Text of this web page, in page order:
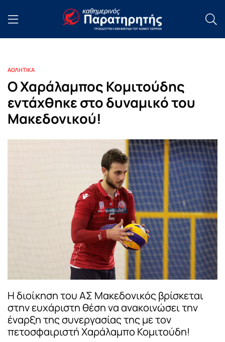
ΑΘΛΗΤΙΚΑ
Ο Χαράλαμπος Κομιτούδης
εντάχθηκε στο δυναμικό του
Μακεδονικού!
Η διοίκηση του ΑΣ Μακεδονικός βρίσκεται
στην ευχάριστη θέση να ανακοινώσει την
έναρξη της συνεργασίας της με τον
πετοσφαιριστή Χαράλαμπο Κομιτούδη!